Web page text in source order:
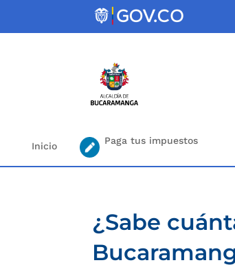
Inicio Paga tus impuestos
¿Sabe